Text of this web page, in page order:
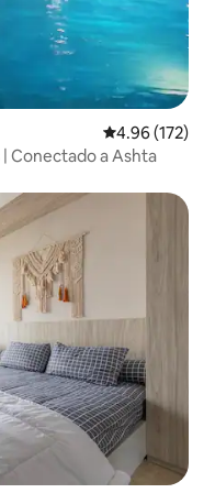
Calificación
4.96 (172)
Conectado a Ashta